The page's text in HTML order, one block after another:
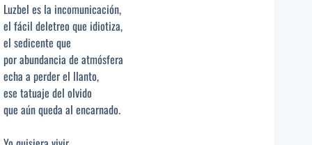
Luzbel es la incomunicación,
el fácil deletreo que idiotiza,
el sedicente que
por abundancia de atmósfera
echa a perder el llanto,
ese tatuaje del olvido
que aún queda al encarnado.